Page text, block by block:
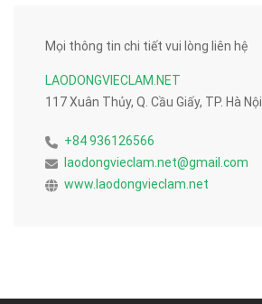
Mọi thông tin chi tiết vui lòng liên hệ
LAODONGVIECLAM.NET
117 Xuân Thủy, Q. Cầu Giấy, TP. Hà Nội
+84 936126566
laodongvieclam.net@gmail.com
www.laodongvieclam.net